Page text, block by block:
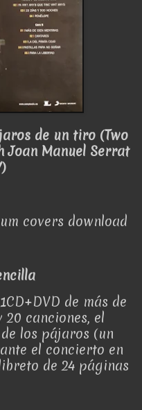
de un tiro (Two
Joan Manuel Serrat
covers download
de más de
canciones, el
los pájaros (un
el concierto en
de 24 páginas